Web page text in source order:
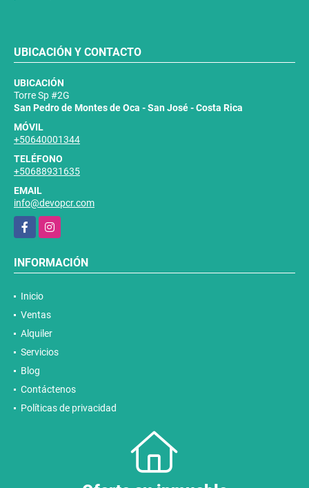
UBICACIÓN Y CONTACTO
UBICACIÓN
Torre Sp #2G
San Pedro de Montes de Oca - San José - Costa Rica
MÓVIL
+50640001344
TELÉFONO
+50688931635
EMAIL
info@devopcr.com
FacebookInstagram
INFORMACIÓN
Inicio
Ventas
Alquiler
Servicios
Blog
Contáctenos
Políticas de privacidad